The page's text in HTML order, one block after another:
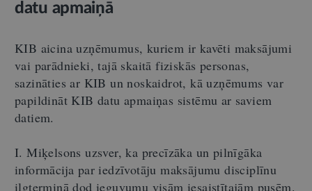
datu apmaiņā
KIB aicina uzņēmumus, kuriem ir kavēti maksājumi
vai parādnieki, tajā skaitā fiziskās personas,
sazināties ar KIB un noskaidrot, kā uzņēmums var
papildināt KIB datu apmaiņas sistēmu ar saviem
datiem.
I. Miķelsons uzsver, ka precīzāka un pilnīgāka
informācija par iedzīvotāju maksājumu disciplīnu
ilgtermiņā dod ieguvumu visām iesaistītajām pusēm.